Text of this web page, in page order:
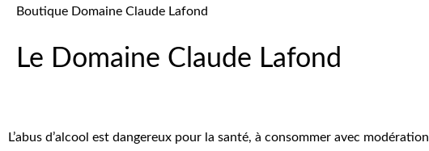
Demi-sec rosé
Boutique Domaine Claude Lafond
Le Domaine Claude Lafond
L’abus d’alcool est dangereux pour la santé, à consommer avec modération